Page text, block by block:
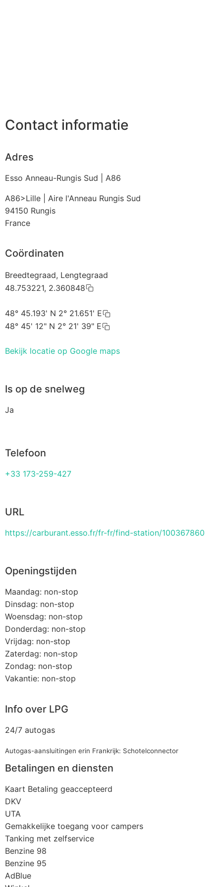
Contact informatie
Adres
Esso Anneau-Rungis Sud | A86
A86>Lille | Aire l'Anneau Rungis Sud
94150 Rungis
France
Coördinaten
Breedtegraad, Lengtegraad
48.753221, 2.360848
48° 45.193' N 2° 21.651' E
48° 45' 12" N 2° 21' 39" E
Bekijk locatie op Google maps
Is op de snelweg
Ja
Telefoon
+33 173-259-427
URL
https://carburant.esso.fr/fr-fr/find-station/100367860
Openingstijden
Maandag: non-stop
Dinsdag: non-stop
Woensdag: non-stop
Donderdag: non-stop
Vrijdag: non-stop
Zaterdag: non-stop
Zondag: non-stop
Vakantie: non-stop
Info over LPG
24/7 autogas
Autogas-aansluitingen erin Frankrijk: Schotelconnector
Betalingen en diensten
Kaart Betaling geaccepteerd
DKV
UTA
Gemakkelijke toegang voor campers
Tanking met zelfservice
Benzine 98
Benzine 95
AdBlue